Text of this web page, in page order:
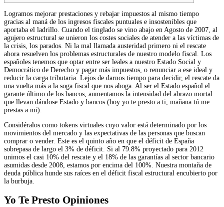
Logramos mejorar prestaciones y rebajar impuestos al mismo tiempo
gracias al maná de los ingresos fiscales puntuales e insostenibles que
aportaba el ladrillo. Cuando el tinglado se vino abajo en Agosto de 2007, al
agujero estructural se unieron los costes sociales de atender a las víctimas de
la crisis, los parados. Ni la mal llamada austeridad primero ni el rescate
ahora resuelven los problemas estructurales de nuestro modelo fiscal. Los
españoles tenemos que optar entre ser leales a nuestro Estado Social y
Democrático de Derecho y pagar más impuestos, o renunciar a ese ideal y
reducir la carga tributaria. Lejos de darnos tiempo para decidir, el rescate da
una vuelta más a la soga fiscal que nos ahoga. Al ser el Estado español el
garante último de los bancos, aumentamos la intensidad del abrazo mortal
que llevan dándose Estado y bancos (hoy yo te presto a ti, mañana tú me
prestas a mi).
Considéralos como tokens virtuales cuyo valor está determinado por los
movimientos del mercado y las expectativas de las personas que buscan
comprar o vender. Este es el quinto año en que el déficit de España
sobrepasa de largo el 3% de déficit. Si al 79.8% proyectado para 2012
unimos el casi 10% del rescate y el 18% de las garantías al sector bancario
asumidas desde 2008, estamos por encima del 100%. Nuestra montaña de
deuda pública hunde sus raíces en el déficit fiscal estructural encubierto por
la burbuja.
Yo Te Presto Opiniones